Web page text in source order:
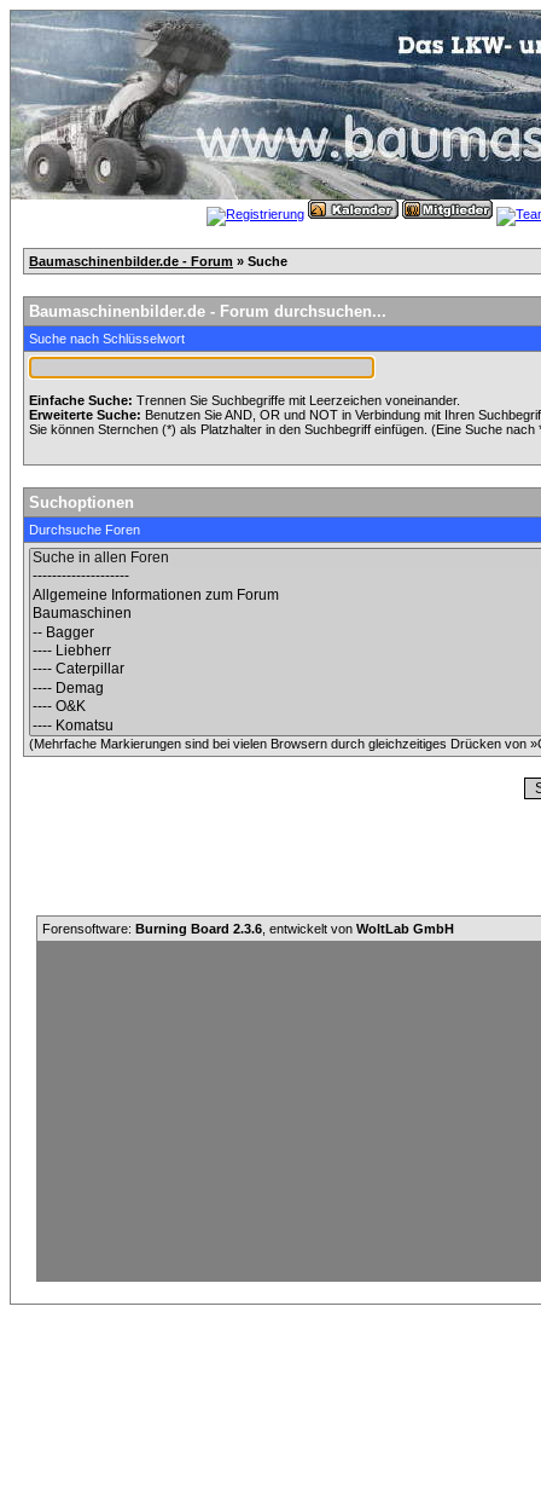
Baumaschinenbilder.de - Forum » Suche
Baumaschinenbilder.de - Forum durchsuchen...
Suche nach Schlüsselwort
Einfache Suche: Trennen Sie Suchbegriffe mit Leerzeichen voneinander.
Erweiterte Suche: Benutzen Sie AND, OR und NOT in Verbindung mit Ihren
Sie können Sternchen (*) als Platzhalter in den Suchbegriff einfügen. (Eine Suche
Suchoptionen
Durchsuche Foren
(Mehrfache Markierungen sind bei vielen Browsern durch gleichzeitiges Drücken von
Forensoftware: Burning Board 2.3.6 , entwickelt von WoltLab GmbH